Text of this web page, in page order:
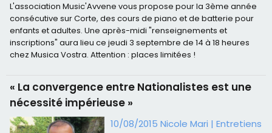
L'association Music'Avvene vous propose pour la 3ème année
consécutive sur Corte, des cours de piano et de batterie pour
enfants et adultes. Une après-midi "renseignements et
inscriptions" aura lieu ce jeudi 3 septembre de 14 à 18 heures
chez Musica Vostra. Attention : places limitées !
« La convergence entre Nationalistes est une
nécessité impérieuse »
10/08/2015 Nicole Mari |Entretiens